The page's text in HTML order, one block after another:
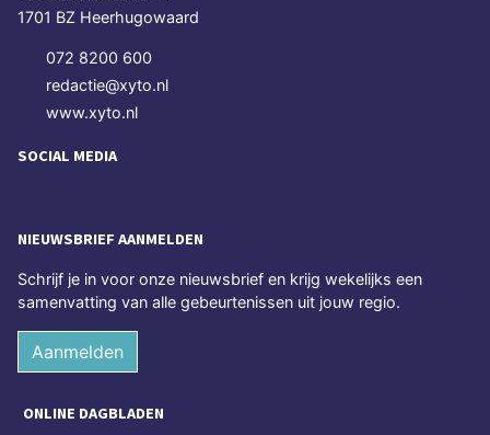
1701 BZ Heerhugowaard
072 8200 600
redactie@xyto.nl
www.xyto.nl
SOCIAL MEDIA
NIEUWSBRIEF AANMELDEN
Schrijf je in voor onze nieuwsbrief en krijg wekelijks een
samenvatting van alle gebeurtenissen uit jouw regio.
Aanmelden
ONLINE DAGBLADEN